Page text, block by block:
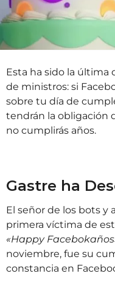
Esta ha sido la última
de ministros: si
sobre tu día de
tendrán la obligación
no cumplirás años.
Gastre ha
El señor de los bots y
primera víctima de
«Happy
noviembre, fue su
constancia en